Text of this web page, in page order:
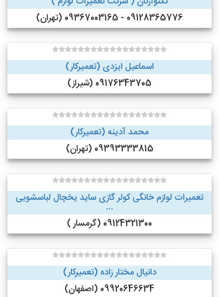
09128365776 - 09367003165 (تهران)
اسماعیل ایزدی (تعمیرکار)
09176343705 (شیراز)
محمد آدینه (تعمیرکار)
09393333815 (تهران)
تعمیرات لوازم خانگی کولر گازی ساید یخچال لباسشویی
...
09124321300 (گرمسار )
دانیال مختار زاده (تعمیرکار)
09920646634 (اصفهان)